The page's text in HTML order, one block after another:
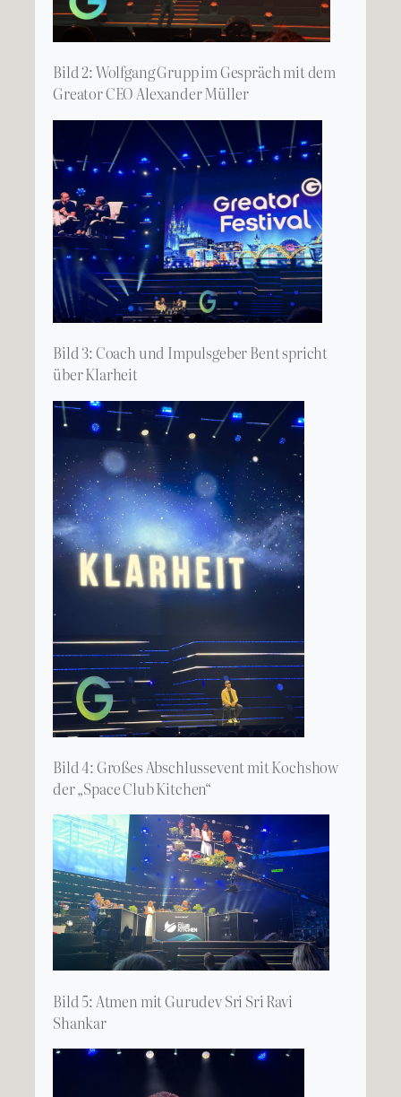
Bild 2: Wolfgang Grupp im Gespräch mit dem
Greator CEO Alexander Müller
Bild 3: Coach und Impulsgeber Bent spricht
über Klarheit
Bild 4: Großes Abschlussevent mit Kochshow
der „Space Club Kitchen“
Bild 5: Atmen mit Gurudev Sri Sri Ravi
Shankar